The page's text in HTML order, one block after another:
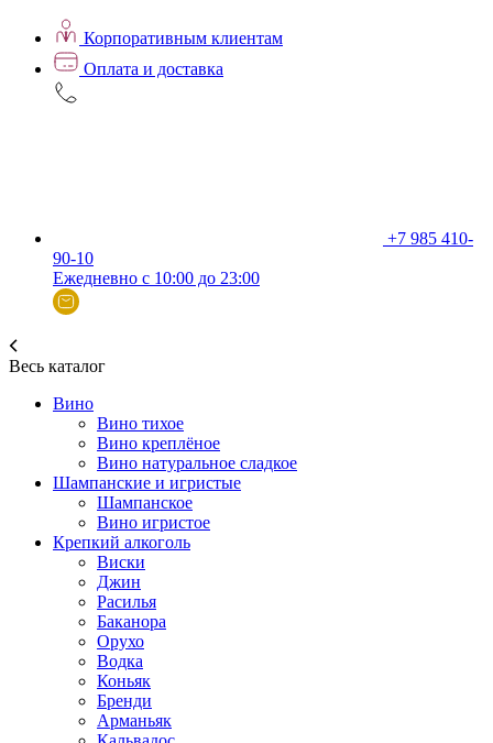
Корпоративным клиентам
Оплата и доставка
+7 985 410-
90-10
Ежедневно с 10:00 до 23:00
Весь каталог
Вино
Вино тихое
Вино креплёное
Вино натуральное сладкое
Шампанские и игристые
Шампанское
Вино игристое
Крепкий алкоголь
Виски
Джин
Расилья
Баканора
Орухо
Водка
Коньяк
Бренди
Арманьяк